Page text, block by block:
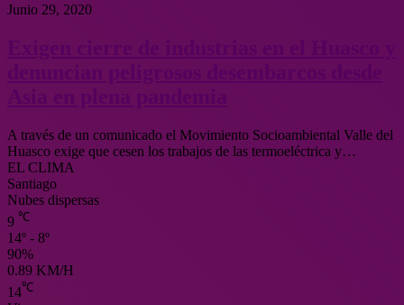
Junio 29, 2020
A través de un comunicado el Movimiento Socioambiental Valle del
Huasco exige que cesen los trabajos de las termoeléctrica y…
EL CLIMA
Santiago
Nubes dispersas
9 ℃
14º - 8º
90%
0.89 KM/H
14℃